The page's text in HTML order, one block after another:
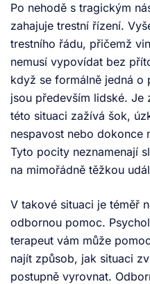
Po nehodě s tragickým
zahajuje trestní řízení.
trestního řádu, přičemž
nemusí vypovídat bez
když se formálně jedná
jsou především lidské.
této situaci zažívá šok,
nespavost nebo dokonce
Tyto pocity neznamenají
na mimořádně těžkou
V takové situaci je téměř
odbornou pomoc.
terapeut vám může
najít způsob, jak situaci
postupně vyrovnat.